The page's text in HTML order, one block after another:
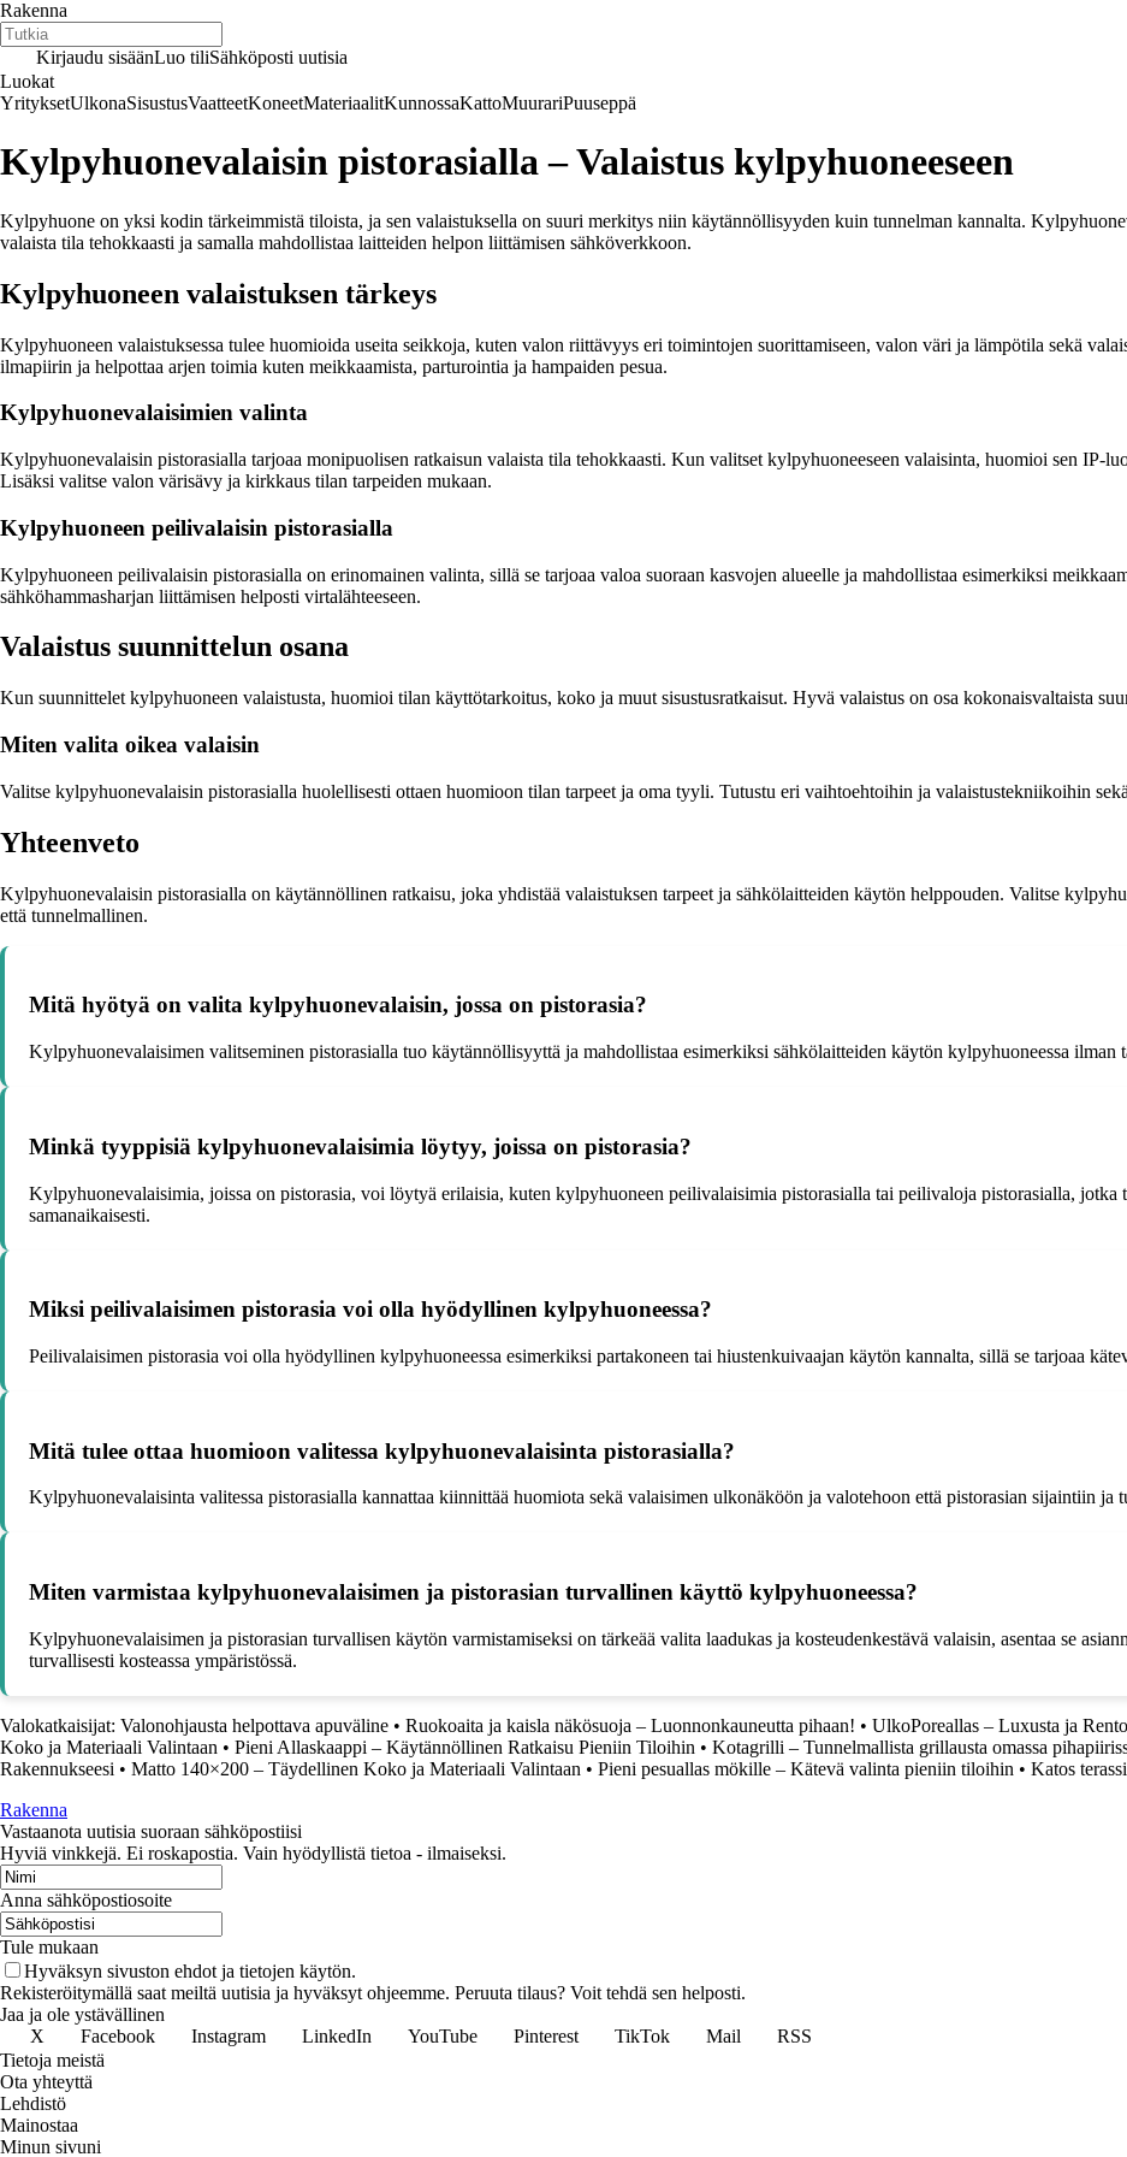
Rakenna
Kirjaudu sisäänLuo tiliSähköposti uutisia
Luokat
YrityksetUlkonaSisustusVaatteetKoneetMateriaalitKunnossaKattoMuurariPuuseppä
Kylpyhuonevalaisin pistorasialla – Valaistus kylpyhuoneeseen
Kylpyhuone on yksi kodin tärkeimmistä tiloista, ja sen valaistuksella on suuri merkitys niin käytännöllisyyden kuin tunnelman kannalta.
valaista tila tehokkaasti ja samalla mahdollistaa laitteiden helpon liittämisen sähköverkkoon.
Kylpyhuoneen valaistuksen tärkeys
Kylpyhuoneen valaistuksessa tulee huomioida useita seikkoja, kuten valon riittävyys eri toimintojen suorittamiseen, valon väri ja lämpötila sekä
ilmapiirin ja helpottaa arjen toimia kuten meikkaamista, parturointia ja hampaiden pesua.
Kylpyhuonevalaisimien valinta
Kylpyhuonevalaisin pistorasialla tarjoaa monipuolisen ratkaisun valaista tila tehokkaasti. Kun valitset kylpyhuoneeseen valaisinta, huomioi sen IP-
Lisäksi valitse valon värisävy ja kirkkaus tilan tarpeiden mukaan.
Kylpyhuoneen peilivalaisin pistorasialla
Kylpyhuoneen peilivalaisin pistorasialla on erinomainen valinta, sillä se tarjoaa valoa suoraan kasvojen alueelle ja mahdollistaa esimerkiksi
sähköhammasharjan liittämisen helposti virtalähteeseen.
Valaistus suunnittelun osana
Kun suunnittelet kylpyhuoneen valaistusta, huomioi tilan käyttötarkoitus, koko ja muut sisustusratkaisut. Hyvä valaistus on osa kokonaisvaltaista
Miten valita oikea valaisin
Valitse kylpyhuonevalaisin pistorasialla huolellisesti ottaen huomioon tilan tarpeet ja oma tyyli. Tutustu eri vaihtoehtoihin ja valaistustekniikoihin
Yhteenveto
Kylpyhuonevalaisin pistorasialla on käytännöllinen ratkaisu, joka yhdistää valaistuksen tarpeet ja sähkölaitteiden käytön helppouden. Valitse
että tunnelmallinen.
Mitä hyötyä on valita kylpyhuonevalaisin, jossa on pistorasia?
Kylpyhuonevalaisimen valitseminen pistorasialla tuo käytännöllisyyttä ja mahdollistaa esimerkiksi sähkölaitteiden käytön kylpyhuoneessa
Minkä tyyppisiä kylpyhuonevalaisimia löytyy, joissa on pistorasia?
Kylpyhuonevalaisimia, joissa on pistorasia, voi löytyä erilaisia, kuten kylpyhuoneen peilivalaisimia pistorasialla tai peilivaloja pistorasialla, jotka
samanaikaisesti.
Miksi peilivalaisimen pistorasia voi olla hyödyllinen kylpyhuoneessa?
Peilivalaisimen pistorasia voi olla hyödyllinen kylpyhuoneessa esimerkiksi partakoneen tai hiustenkuivaajan käytön kannalta, sillä se tarjoaa
Mitä tulee ottaa huomioon valitessa kylpyhuonevalaisinta pistorasialla?
Kylpyhuonevalaisinta valitessa pistorasialla kannattaa kiinnittää huomiota sekä valaisimen ulkonäköön ja valotehoon että pistorasian sijaintiin ja
Miten varmistaa kylpyhuonevalaisimen ja pistorasian turvallinen käyttö kylpyhuoneessa?
Kylpyhuonevalaisimen ja pistorasian turvallisen käytön varmistamiseksi on tärkeää valita laadukas ja kosteudenkestävä valaisin, asentaa se
turvallisesti kosteassa ympäristössä.
Valokatkaisijat: Valonohjausta helpottava apuväline • Ruokoaita ja kaisla näkösuoja – Luonnonkauneutta pihaan! • UlkoPoreallas – Luxusta ja
Koko ja Materiaali Valintaan • Pieni Allaskaappi – Käytännöllinen Ratkaisu Pieniin Tiloihin • Kotagrilli – Tunnelmallista grillausta omassa
Rakennukseesi • Matto 140×200 – Täydellinen Koko ja Materiaali Valintaan • Pieni pesuallas mökille – Kätevä valinta pieniin tiloihin • Katos
Rakenna
Vastaanota uutisia suoraan sähköpostiisi
Hyviä vinkkejä. Ei roskapostia. Vain hyödyllistä tietoa - ilmaiseksi.
Anna sähköpostiosoite
Tule mukaan
Hyväksyn sivuston ehdot ja tietojen käytön.
Rekisteröitymällä saat meiltä uutisia ja hyväksyt ohjeemme. Peruuta tilaus? Voit tehdä sen helposti.
Jaa ja ole ystävällinen
X
Facebook Instagram LinkedIn YouTube Pinterest TikTok Mail
RSS
Tietoja meistä
Ota yhteyttä
Lehdistö
Mainostaa
Minun sivuni